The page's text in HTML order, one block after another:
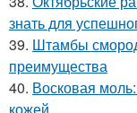
знать для
39. Штамбы
преимущества
40. Восковая